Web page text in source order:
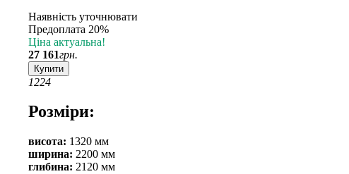
Наявність уточнювати
Предоплата 20%
Ціна актуальна!
27 161грн.
Купити
1224
Розміри:
висота: 1320 мм
ширина: 2200 мм
глибина: 2120 мм